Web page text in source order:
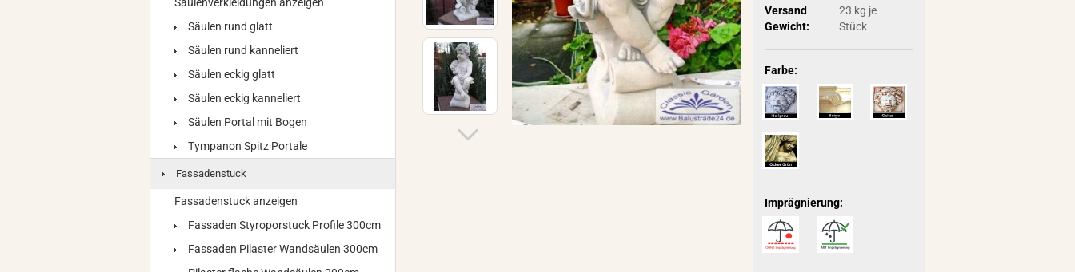
Versand
Gewicht:
23 kg je
Stück
Farbe:
Imprägnierung:
Säulen rund glatt
Säulen rund kanneliert
Säulen eckig glatt
Säulen eckig kanneliert
Säulen Portal mit Bogen
Tympanon Spitz Portale
Fassadenstuck
Fassadenstuck anzeigen
Fassaden Styroporstuck Profile 300cm
Fassaden Pilaster Wandsäulen 300cm